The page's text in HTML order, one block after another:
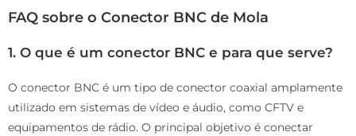
FAQ sobre o Conector BNC de Mola
1. O que é um conector BNC e para que serve?
O conector BNC é um tipo de conector coaxial amplamente
utilizado em sistemas de vídeo e áudio, como CFTV e
equipamentos de rádio. O principal objetivo é conectar